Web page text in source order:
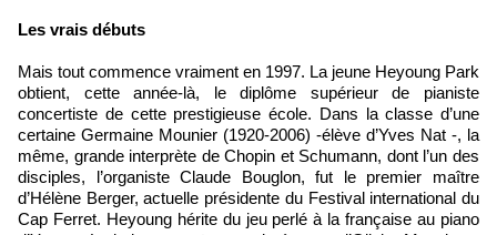
​Les vrais débuts
Mais tout commence vraiment en 1997. La jeune Heyoung Park
obtient, cette année-là, le diplôme supérieur de pianiste
concertiste de cette prestigieuse école. Dans la classe d’une
certaine Germaine Mounier (1920-2006) -élève d’Yves Nat -, la
même, grande interprète de Chopin et Schumann, dont l’un des
disciples, l’organiste Claude Bouglon, fut le premier maître
d’Hélène Berger, actuelle présidente du Festival international du
Cap Ferret. Heyoung hérite du jeu perlé à la française au piano